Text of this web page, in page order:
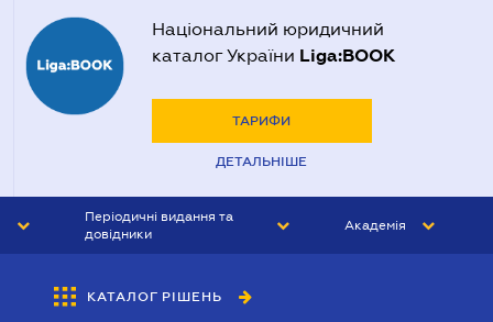
Національний юридичний
каталог України Liga:BOOK
ТАРИФИ
ДЕТАЛЬНІШЕ
Періодичні видання та
довідники
БУХГАЛТЕР&ЗАКОН
Академія
КАТАЛОГ РІШЕНЬ